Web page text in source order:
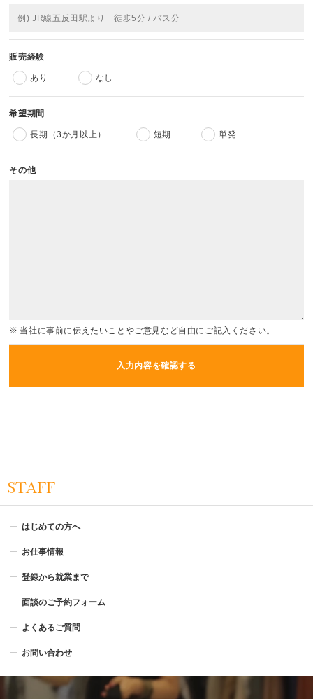
販売経験
あり なし
希望期間
長期（3か月以上） 短期 単発
その他
当社に事前に伝えたいことやご意見など自由にご記入ください。
STAFF
はじめての方へ
お仕事情報
登録から就業まで
面談のご予約フォーム
よくあるご質問
お問い合わせ